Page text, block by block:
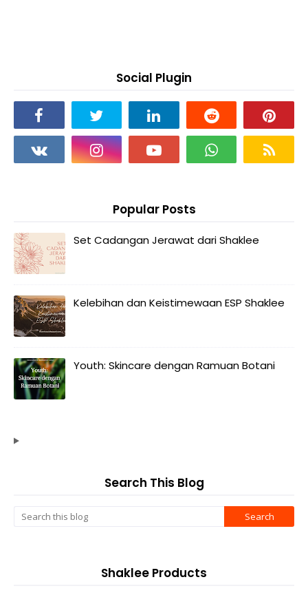
Social Plugin
Popular Posts
Set Cadangan Jerawat dari Shaklee
Kelebihan dan Keistimewaan ESP Shaklee
Youth: Skincare dengan Ramuan Botani
Search This Blog
Shaklee Products